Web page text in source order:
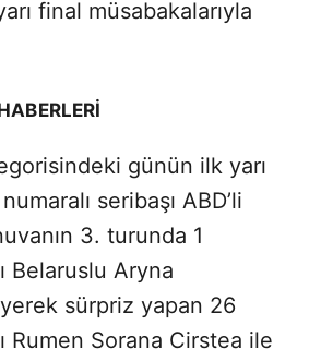
final müsabakalarıyla
günün ilk yarı
seribaşı ABD’li
3. turunda 1
Belaruslu Aryna
sürpriz yapan 26
Rumen Sorana Cirstea ile